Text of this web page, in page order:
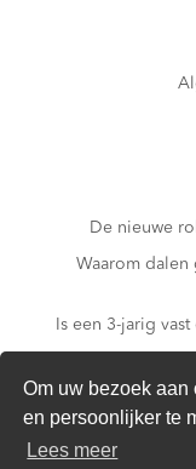
Om uw bezoek
en persoonlijker te
Lees meer
De nieuwe
Waarom dalen
Is een 3-jarig